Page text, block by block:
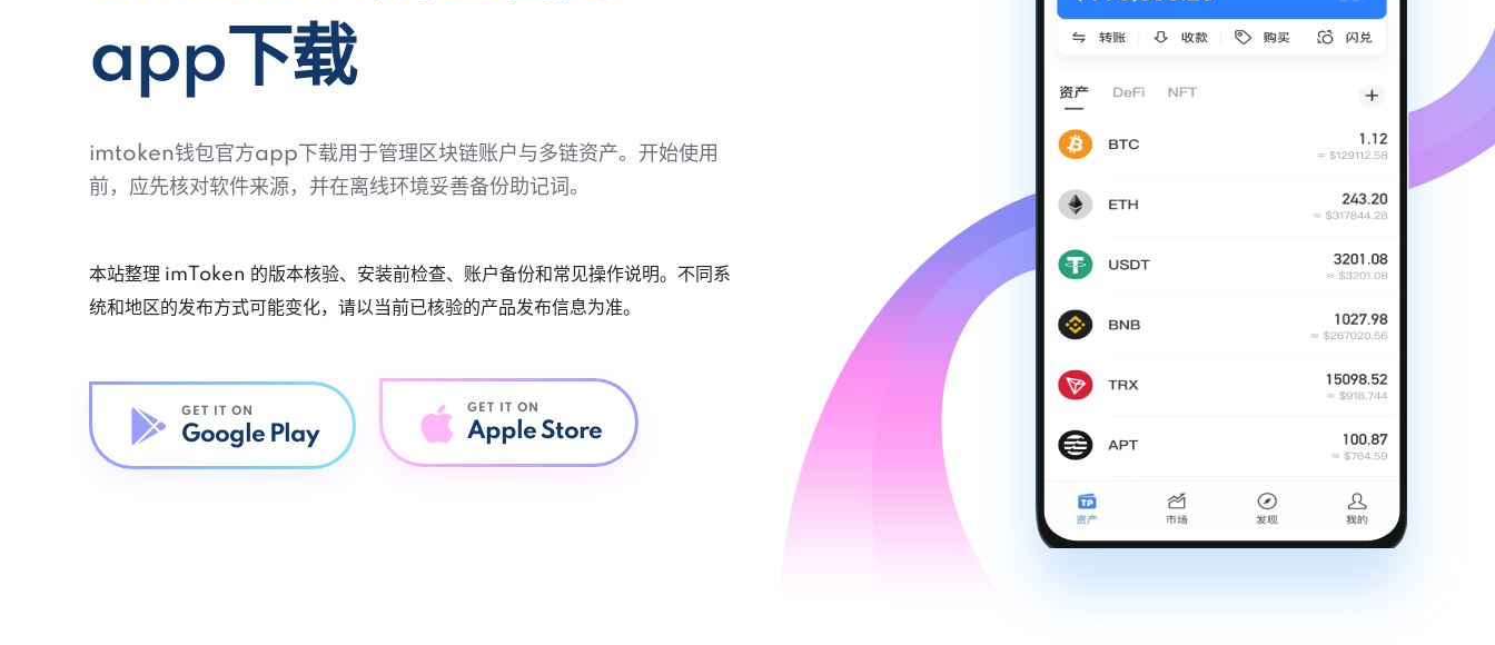
app下载
imtoken钱包官方app下载用于管理区块链账户与多链资产。开始使用
前，应先核对软件来源，并在离线环境妥善备份助记词。
本站整理 imToken 的版本核验、安装前检查、账户备份和常见操作说明。不同系
统和地区的发布方式可能变化，请以当前已核验的产品发布信息为准。
GET IT ON
Google Play
GET IT ON
Apple Store